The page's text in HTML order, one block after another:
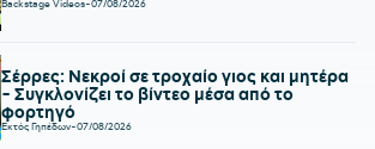
Backstage Videos-07/08/2026
Σέρρες: Νεκροί σε τροχαίο γιος και μητέρα
- Συγκλονίζει το βίντεο μέσα από το
φορτηγό
Εκτός Γηπέδων-07/08/2026